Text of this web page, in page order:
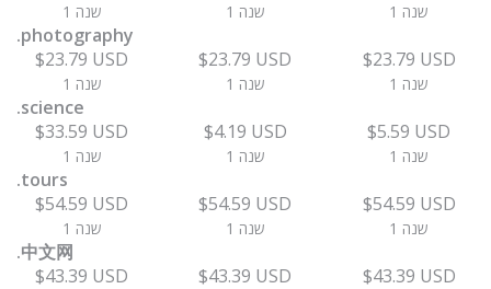
1 שנה 1 שנה 1 שנה
.photography
$23.79 USD
1 שנה
$23.79 USD
1 שנה
$23.79 USD
1 שנה
.science
$33.59 USD
1 שנה
$4.19 USD
1 שנה
$5.59 USD
1 שנה
.tours
$54.59 USD
1 שנה
$54.59 USD
1 שנה
$54.59 USD
1 שנה
.中文网
$43.39 USD
$43.39 USD $43.39 USD